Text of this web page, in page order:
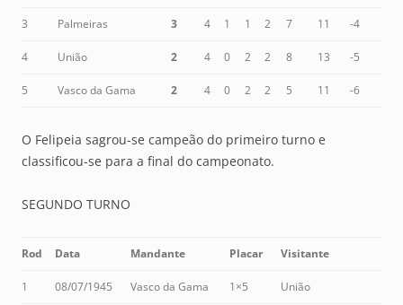
3 Palmeiras 3 4 1 1 2 7 11 -4
4 União 2 4 0 2 2 8 13 -5
5 Vasco da Gama 2 4 0 2 2 5 11 -6
O Felipeia sagrou-se campeão do primeiro turno e
classificou-se para a final do campeonato.
SEGUNDO TURNO
Rod Data Mandante Placar Visitante
1 08/07/1945 Vasco da Gama 1×5 União